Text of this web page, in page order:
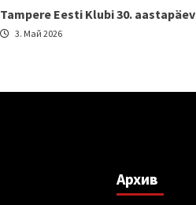
Tampere Eesti Klubi 30. aastapäev
3. Май 2026
Архив